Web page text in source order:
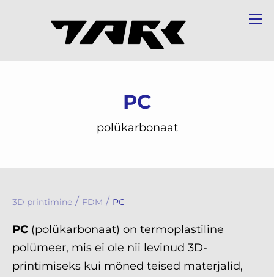
PC
polükarbonaat
3D printimine / FDM / PC
PC (polükarbonaat) on termoplastiline
polümeer, mis ei ole nii levinud 3D-
printimiseks kui mõned teised materjalid,